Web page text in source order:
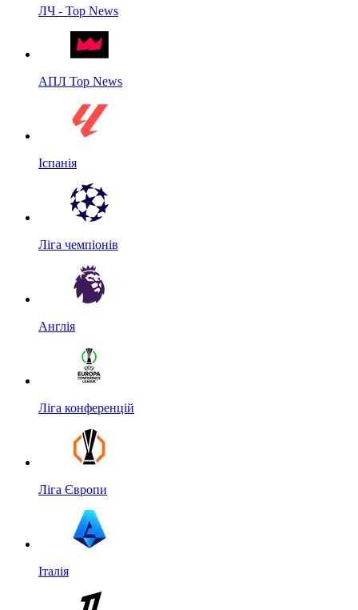
ЛЧ - Top News
АПЛ Top News
Іспанія
Ліга чемпіонів
Англія
Ліга конференцій
Ліга Європи
Італія